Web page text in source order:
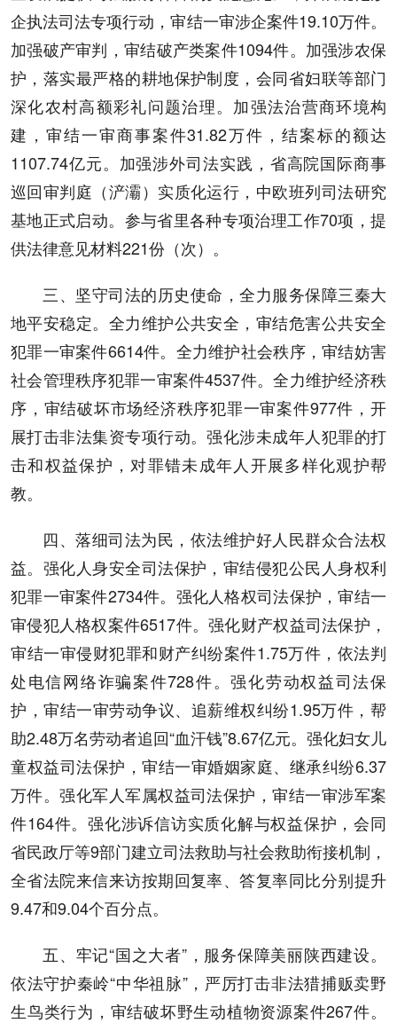
企执法司法专项行动，审结一审涉企案件19.10万件。
加强破产审判，审结破产类案件1094件。加强涉农保
护，落实最严格的耕地保护制度，会同省妇联等部门
深化农村高额彩礼问题治理。加强法治营商环境构
建，审结一审商事案件31.82万件，结案标的额达
1107.74亿元。加强涉外司法实践，省高院国际商事
巡回审判庭（浐灞）实质化运行，中欧班列司法研究
基地正式启动。参与省里各种专项治理工作70项，提
供法律意见材料221份（次）。
三、坚守司法的历史使命，全力服务保障三秦大
地平安稳定。全力维护公共安全，审结危害公共安全
犯罪一审案件6614件。全力维护社会秩序，审结妨害
社会管理秩序犯罪一审案件4537件。全力维护经济秩
序，审结破坏市场经济秩序犯罪一审案件977件，开
展打击非法集资专项行动。强化涉未成年人犯罪的打
击和权益保护，对罪错未成年人开展多样化观护帮
教。
四、落细司法为民，依法维护好人民群众合法权
益。强化人身安全司法保护，审结侵犯公民人身权利
犯罪一审案件2734件。强化人格权司法保护，审结一
审侵犯人格权案件6517件。强化财产权益司法保护，
审结一审侵财犯罪和财产纠纷案件1.75万件，依法判
处电信网络诈骗案件728件。强化劳动权益司法保
护，审结一审劳动争议、追薪维权纠纷1.95万件，帮
助2.48万名劳动者追回“血汗钱”8.67亿元。强化妇女儿
童权益司法保护，审结一审婚姻家庭、继承纠纷6.37
万件。强化军人军属权益司法保护，审结一审涉军案
件164件。强化涉诉信访实质化解与权益保护，会同
省民政厅等9部门建立司法救助与社会救助衔接机制，
全省法院来信来访按期回复率、答复率同比分别提升
9.47和9.04个百分点。
五、牢记“国之大者”，服务保障美丽陕西建设。
依法守护秦岭“中华祖脉”，严厉打击非法猎捕贩卖野
生鸟类行为，审结破坏野生动植物资源案件267件。